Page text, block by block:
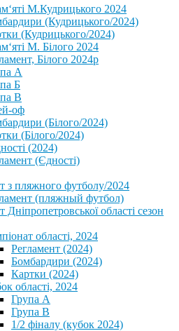
М.Кудрицького 2024
(Кудрицького/2024)
(Кудрицького/2024)
М. Білого 2024⁩
Білого 2024р
А
Б
В
оф
(Білого/2024)
(Білого/2024)
(2024)
(Єдності)
з пляжного футболу/2024
(пляжный футбол)
Дніпропетровської області сезон
області, 2024
Регламент (2024)
Бомбардири (2024)
Картки (2024)
області, 2024
Група А
Група В
1/2 фіналу (кубок 2024)